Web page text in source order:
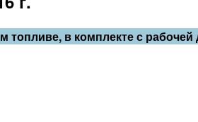
в комплекте с